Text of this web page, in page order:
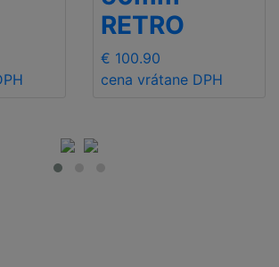
RETRO
€ 100.90
cena vrátane DPH